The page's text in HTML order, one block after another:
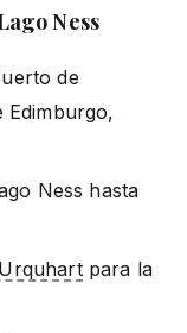
Ness
de
Edimburgo,
Ness hasta
para la